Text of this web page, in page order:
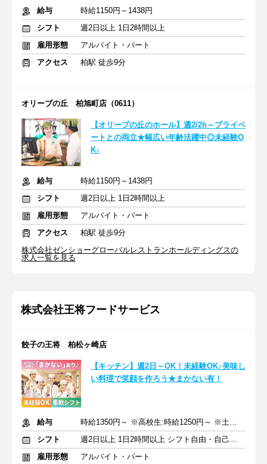
給与
時給1150円～1438円
シフト
週2日以上 1日2時間以上
雇用形態
アルバイト・パート
アクセス
柏駅 徒歩9分
オリーブの丘 柏旭町店（0611）
【オリーブの丘のホール】週2/2h～プライベ
ートとの両立★幅広い年齢活躍中◎未経験O
K♪
給与
時給1150円～1438円
シフト
週2日以上 1日2時間以上
雇用形態
アルバイト・パート
アクセス
柏駅 徒歩9分
株式会社ゼンショーグローバルレストランホールディングスの
求人一覧を見る
株式会社王将フードサービス
餃子の王将 柏松ヶ崎店
【キッチン】週2日～OK！未経験OK♪美味し
い料理で笑顔を作ろう★まかない有！
給与
時給1350円～ ※高校生:時給1250円～ ※土日祝+50円
シフト
週2日以上 1日2時間以上 シフト自由・自己申告
雇用形態
アルバイト・パート